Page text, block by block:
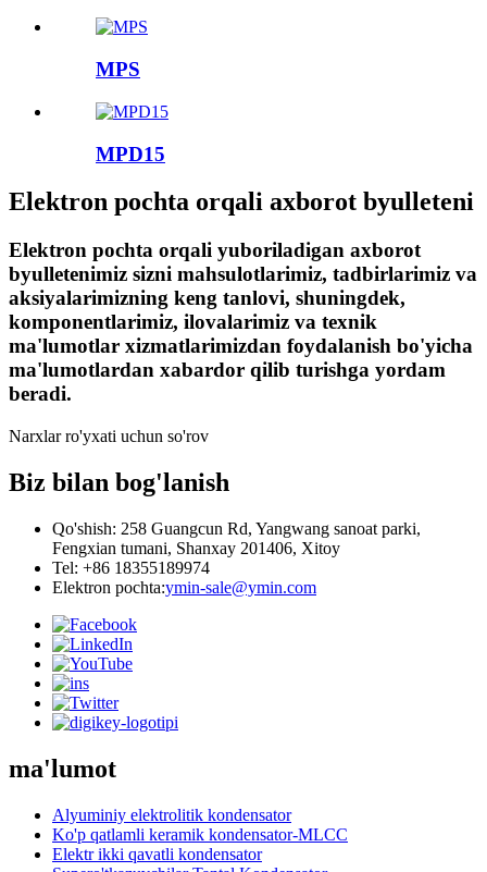
MPS
MPD15
Elektron pochta orqali axborot byulleteni
Elektron pochta orqali yuboriladigan axborot
byulletenimiz sizni mahsulotlarimiz, tadbirlarimiz va
aksiyalarimizning keng tanlovi, shuningdek,
komponentlarimiz, ilovalarimiz va texnik
ma'lumotlar xizmatlarimizdan foydalanish bo'yicha
ma'lumotlardan xabardor qilib turishga yordam
beradi.
Narxlar ro'yxati uchun so'rov
Biz bilan bog'lanish
Qo'shish: 258 Guangcun Rd, Yangwang sanoat parki,
Fengxian tumani, Shanxay 201406, Xitoy
Tel: +86 18355189974
Elektron pochta:ymin-sale@ymin.com
ma'lumot
Alyuminiy elektrolitik kondensator
Ko'p qatlamli keramik kondensator-MLCC
Elektr ikki qavatli kondensator